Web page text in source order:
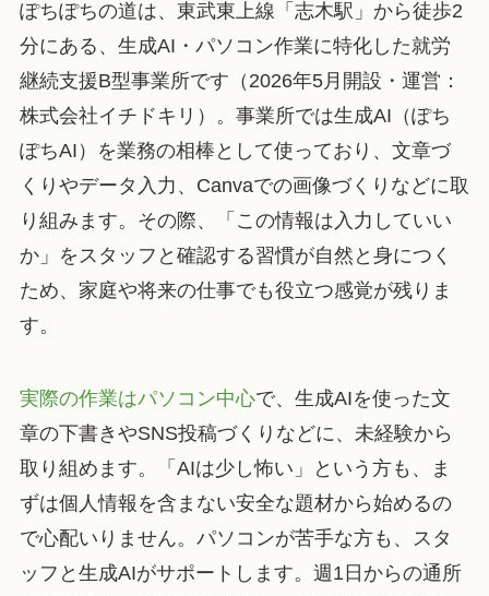
ぽちぽちの道は、東武東上線「志木駅」から徒歩2
分にある、生成AI・パソコン作業に特化した就労
継続支援B型事業所です（2026年5月開設・運営：
株式会社イチドキリ）。事業所では生成AI（ぽち
ぽちAI）を業務の相棒として使っており、文章づ
くりやデータ入力、Canvaでの画像づくりなどに取
り組みます。その際、「この情報は入力していい
か」をスタッフと確認する習慣が自然と身につく
ため、家庭や将来の仕事でも役立つ感覚が残りま
す。
実際の作業はパソコン中心で、生成AIを使った文
章の下書きやSNS投稿づくりなどに、未経験から
取り組めます。「AIは少し怖い」という方も、ま
ずは個人情報を含まない安全な題材から始めるの
で心配いりません。パソコンが苦手な方も、スタ
ッフと生成AIがサポートします。週1日からの通所